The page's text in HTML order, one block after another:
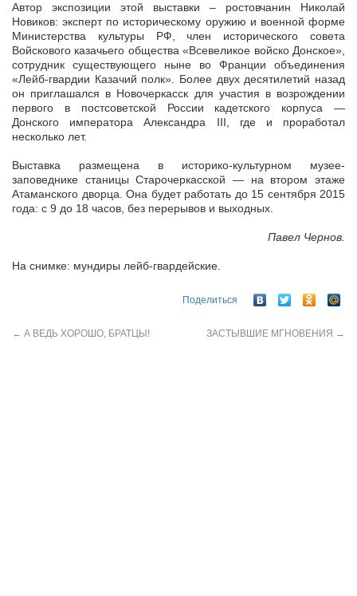
Автор экспозиции этой выставки – ростовчанин Николай
Новиков: эксперт по историческому оружию и военной форме
Министерства культуры РФ, член исторического совета
Войскового казачьего общества «Всевеликое войско Донское»,
сотрудник существующего ныне во Франции объединения
«Лейб-гвардии Казачий полк». Более двух десятилетий назад
он приглашался в Новочеркасск для участия в возрождении
первого в постсоветской России кадетского корпуса —
Донского императора Александра III, где и проработал
несколько лет.
Выставка размещена в историко-культурном музее-
заповеднике станицы Старочеркасской — на втором этаже
Атаманского дворца. Она будет работать до 15 сентября 2015
года: с 9 до 18 часов, без перерывов и выходных.
Павел Чернов.
На снимке: мундиры лейб-гвардейские.
Поделиться
← А ВЕДЬ ХОРОШО, БРАТЦЫ! ЗАСТЫВШИЕ МГНОВЕНИЯ →